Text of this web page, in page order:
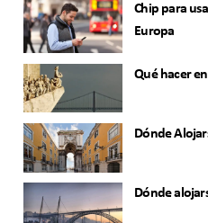
Chip para
Europa
Qué hacer
Dónde
Dónde